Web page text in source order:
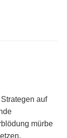
auf
mürbe